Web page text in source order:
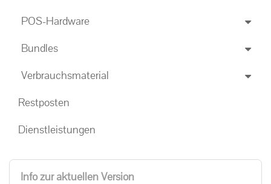
POS-Hardware
Bundles
Verbrauchsmaterial
Restposten
Dienstleistungen
Info zur aktuellen Version